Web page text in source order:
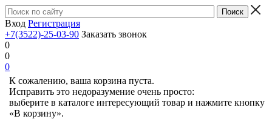
Вход Регистрация
+7(3522)-25-03-90 Заказать звонок
0
0
0
К сожалению, ваша корзина пуста.
Исправить это недоразумение очень просто:
выберите в каталоге интересующий товар и нажмите кнопку
«В корзину».